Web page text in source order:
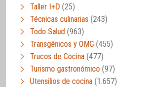
Taller I+D (25)
Técnicas culinarias (243)
Todo Salud (963)
Transgénicos y OMG (455)
Trucos de Cocina (477)
Turismo gastronómico (97)
Utensilios de cocina (1.657)